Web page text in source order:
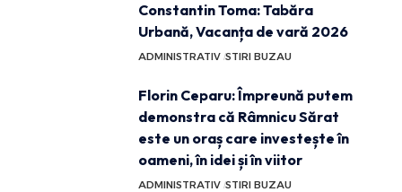
Constantin Toma: Tabăra
Urbană, Vacanța de vară 2026
ADMINISTRATIV STIRI BUZAU
Florin Ceparu: Împreună putem
demonstra că Râmnicu Sărat
este un oraș care investește în
oameni, în idei și în viitor
ADMINISTRATIV STIRI BUZAU